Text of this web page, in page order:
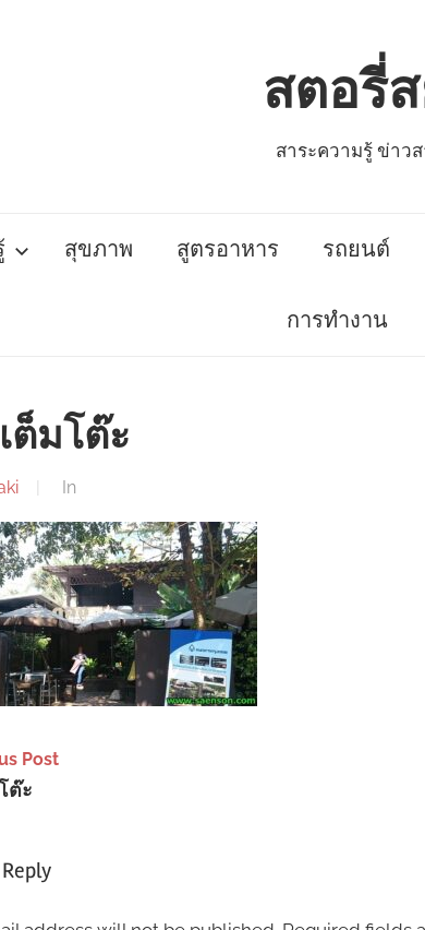
สตอรี่
สาระความรู้ ข่าวส
สุขภาพ สูตรอาหาร รถยนต์
การทำงาน
ต็มโต๊ะ
In
Post
ต๊ะ